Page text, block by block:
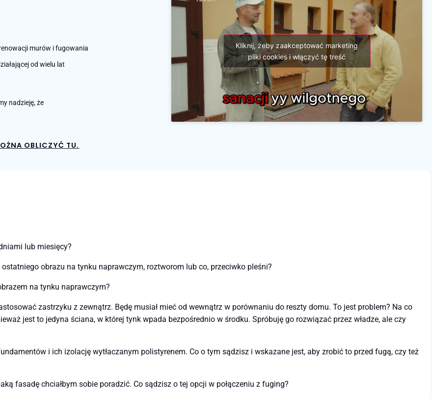
murów i fugowania
od wielu lat
nadzieję, że
OBLICZYĆ TU.
Kliknij, żeby zaakceptować marketing
pliki cookies i włączyć tę treść
lub miesięcy?
obrazu na tynku naprawczym, roztworom lub co, przeciwko pleśni?
na tynku naprawczym?
zastrzyku z zewnątrz. Będę musiał mieć od wewnątrz w porównaniu do reszty domu. To jest problem? Na co
jest to jedyna ściana, w której tynk wpada bezpośrednio w środku. Spróbuję go rozwiązać przez władze, ale czy
i ich izolację wytłaczanym polistyrenem. Co o tym sądzisz i wskazane jest, aby zrobić to przed fugą, czy też
fasadę chciałbym sobie poradzić. Co sądzisz o tej opcji w połączeniu z fuging?